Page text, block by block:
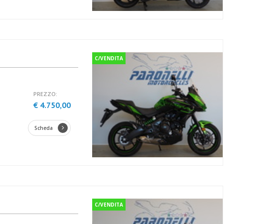
C/VENDITA
PREZZO:
€ 4.750,00
Scheda
C/VENDITA